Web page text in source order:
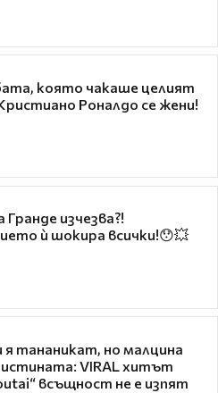
която чакаше целият
Роналдо се жени!
Гранде изчезва?!
ѝ шокира всички!😯💥
я тананикат, но малцина
VIRAL хитът
всъщност не е изпят